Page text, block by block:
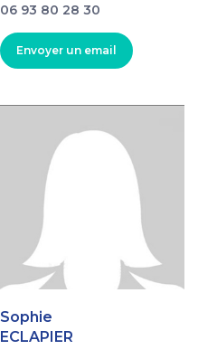
06 93 80 28 30
Envoyer un email
Sophie
ECLAPIER